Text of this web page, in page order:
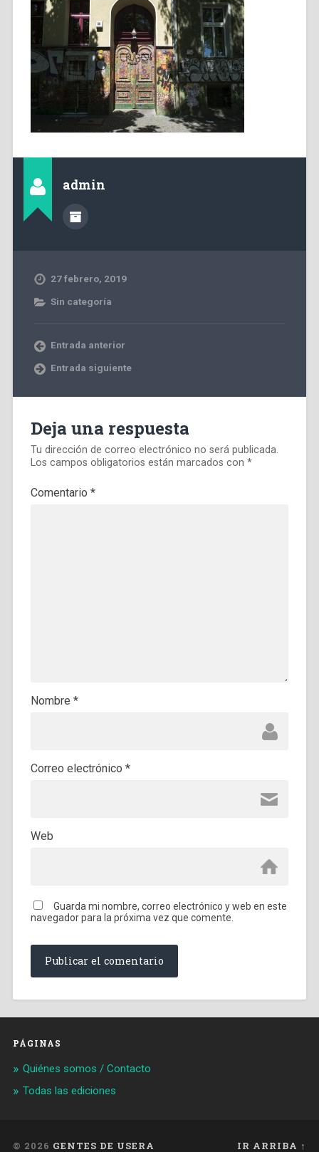
admin
27 febrero, 2019
Sin categoría
Entrada anterior
Entrada siguiente
Deja una respuesta
Tu dirección de correo electrónico no será publicada.
Los campos obligatorios están marcados con *
Comentario *
Nombre *
Correo electrónico *
Web
Guarda mi nombre, correo electrónico y web en este
navegador para la próxima vez que comente.
PÁGINAS
Quiénes somos / Contacto
Todas las ediciones
© 2026 GENTES DE USERA IR ARRIBA ↑